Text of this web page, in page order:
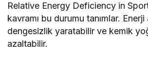
Relative Energy Deficiency in
kavramı bu durumu tanımlar. Enerji
dengesizlik yaratabilir ve kemik
azaltabilir.